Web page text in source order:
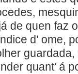
de quen faz
d' ome,
quant' á